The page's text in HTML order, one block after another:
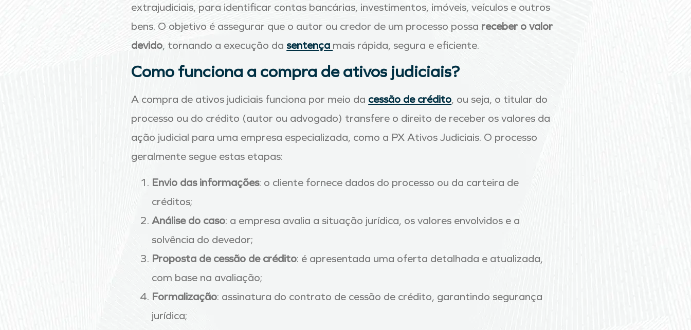
extrajudiciais, para identificar contas bancárias, investimentos, imóveis, veículos e outros
bens. O objetivo é assegurar que o autor ou credor de um processo possa receber o valor
devido, tornando a execução da sentença mais rápida, segura e eficiente.
Como funciona a compra de ativos judiciais?
A compra de ativos judiciais funciona por meio da cessão de crédito, ou seja, o titular do
processo ou do crédito (autor ou advogado) transfere o direito de receber os valores da
ação judicial para uma empresa especializada, como a PX Ativos Judiciais. O processo
geralmente segue estas etapas:
Envio das informações: o cliente fornece dados do processo ou da carteira de
créditos;
Análise do caso: a empresa avalia a situação jurídica, os valores envolvidos e a
solvência do devedor;
Proposta de cessão de crédito: é apresentada uma oferta detalhada e atualizada,
com base na avaliação;
Formalização: assinatura do contrato de cessão de crédito, garantindo segurança
jurídica;